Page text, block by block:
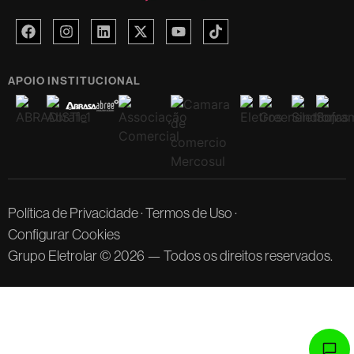
APOIO INSTITUCIONAL
Grupo Eletrolar © 2026 — Todos os direitos reservados.
Política de Privacidade· Termos de Uso ·
Configurar Cookies